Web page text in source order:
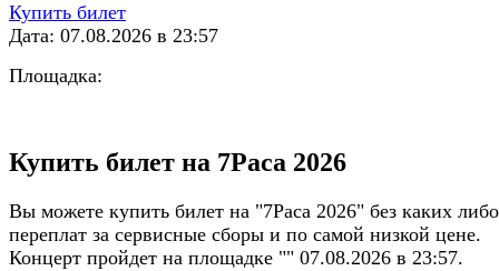
Купить билет
Дата: 07.08.2026 в 23:57
Площадка:
Купить билет на 7Раса 2026
Вы можете купить билет на "7Раса 2026" без каких либо
переплат за сервисные сборы и по самой низкой цене.
Концерт пройдет на площадке "" 07.08.2026 в 23:57.